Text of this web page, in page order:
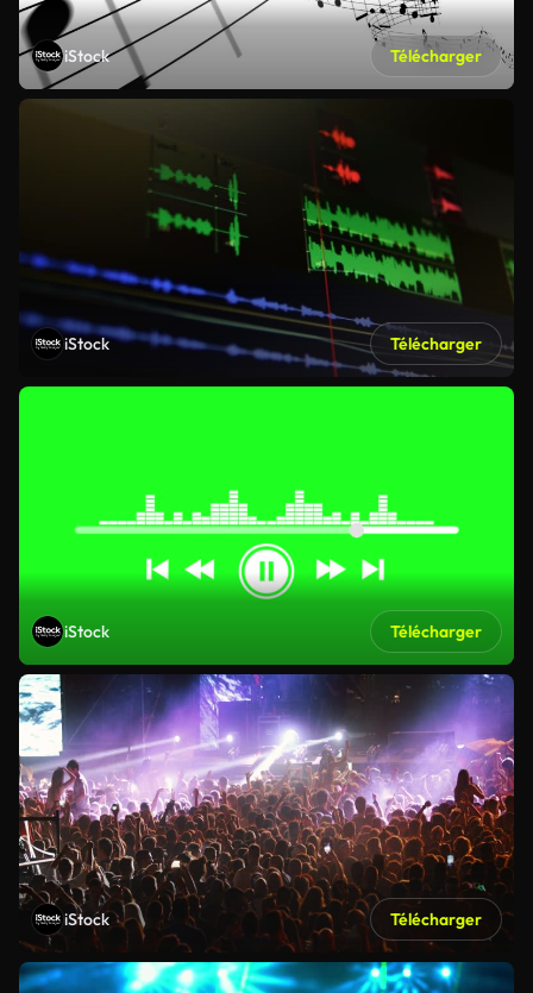
iStock Télécharger
iStock Télécharger
iStock Télécharger
iStock Télécharger